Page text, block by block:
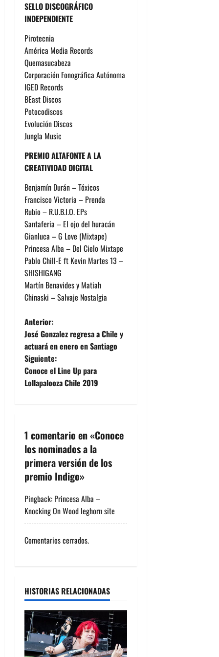
SELLO DISCOGRÁFICO
INDEPENDIENTE
Pirotecnia
América Media Records
Quemasucabeza
Corporación Fonográfica Autónoma
IGED Records
BEast Discos
Potocodiscos
Evolución Discos
Jungla Music
PREMIO ALTAFONTE A LA
CREATIVIDAD DIGITAL
Benjamín Durán – Tóxicos
Francisco Victoria – Prenda
Rubio – R.U.B.I.O. EPs
Santaferia – El ojo del huracán
Gianluca – G Love (Mixtape)
Princesa Alba – Del Cielo Mixtape
Pablo Chill-E ft Kevin Martes 13 –
SHISHIGANG
Martín Benavides y Matiah
Chinaski – Salvaje Nostalgia
N
a
v
e
a
c
i
ó
n
d
e
n
t
r
Anterior:
José Gonzalez regresa a Chile y
actuará en enero en Santiago
Siguiente:
Conoce el Line Up para
Lollapalooza Chile 2019
1 comentario en «Conoce
los nominados a la
primera versión de los
premio Indigo»
Pingback: Princesa Alba –
Knocking On Wood leghorn site
Comentarios cerrados.
HISTORIAS RELACIONADAS